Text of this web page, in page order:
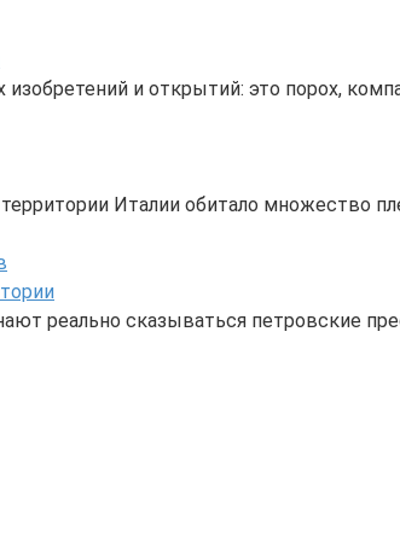
и открытий: это порох,
Италии обитало множество
реально сказываться петровские